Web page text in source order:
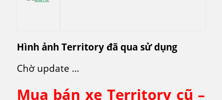
Hình ảnh Territory đã qua sử dụng
Chờ update …
Mua bán xe Territory cũ –